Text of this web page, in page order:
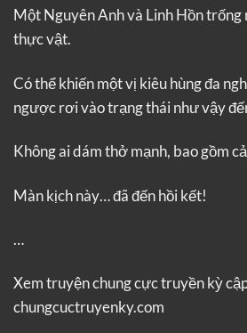
Một Nguyên Anh và Linh Hồn trống
thực vật.
Có thể khiến một vị kiêu hùng đa
ngược rơi vào trạng thái như vậy
Không ai dám thở mạnh, bao gồm
Màn kịch này… đã đến hồi kết!
…
Xem truyệnchung cực truyền kỳ
chungcuctruyenky.com